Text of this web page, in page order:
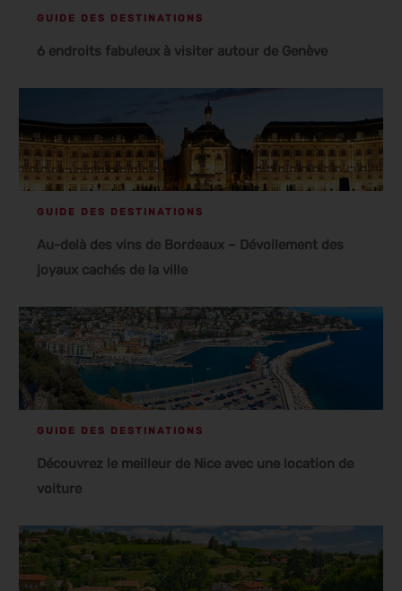
GUIDE DES DESTINATIONS
6 endroits fabuleux à visiter autour de Genève
GUIDE DES DESTINATIONS
Au-delà des vins de Bordeaux – Dévoilement des
joyaux cachés de la ville
GUIDE DES DESTINATIONS
Découvrez le meilleur de Nice avec une location de
voiture